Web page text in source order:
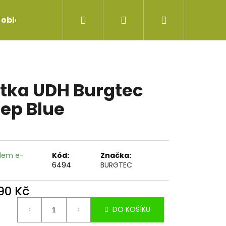
Servis jízdních kol Repase
Přihlášení
UDH Burgtec
Blue
e-
Kód:
6494
Značka:
BURGTEC
Kč
DO KOŠÍKU